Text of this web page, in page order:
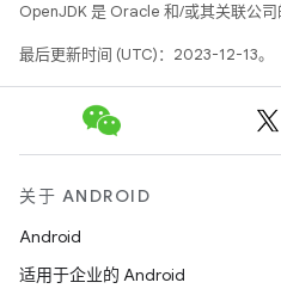
OpenJDK 是 Oracle 和/或其关联公司
最后更新时间 (UTC)：2023-12-13。
关于 ANDROID
Android
适用于企业的 Android